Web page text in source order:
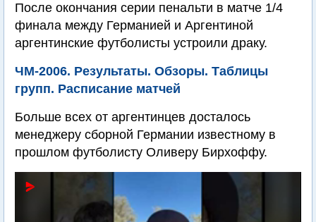
После окончания серии пенальти в матче 1/4
финала между Германией и Аргентиной
аргентинские футболисты устроили драку.
ЧМ-2006. Результаты. Обзоры. Таблицы
групп. Расписание матчей
Больше всех от аргентинцев досталось
менеджеру сборной Германии известному в
прошлом футболисту Оливеру Бирхоффу.